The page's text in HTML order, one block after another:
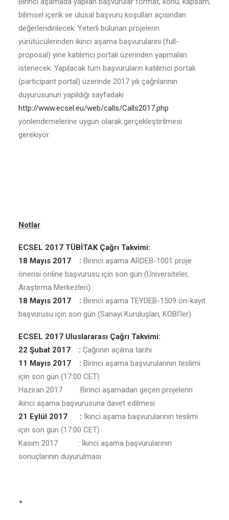
bilimsel içerik ve ulusal başvuru koşulları açısından
değerlendirilecek. Yeterli bulunan projelerin
yürütücülerinden ikinci aşama başvurularını (full-
proposal) yine katılımcı portalı üzerinden yapmaları
istenecek. Yapılacak tüm başvuruların katılımcı portalı
(participant portal) üzerinde 2017 yılı çağrılarının
duyurusunun yapıldığı sayfadaki
http://www.ecsel.eu/web/calls/Calls2017.php
yönlendirmelerine uygun olarak gerçekleştirilmesi
gerekiyor.
Notlar
ECSEL 2017 TÜBİTAK Çağrı Takvimi:
18 Mayıs 2017 : Birinci aşama ARDEB-1001 proje
önerisi online başvurusu için son gün (Üniversiteler,
Araştırma Merkezleri)
18 Mayıs 2017 : Birinci aşama TEYDEB-1509 ön-kayıt
başvurusu için son gün (Sanayi Kuruluşları, KOBİ’ler)
ECSEL 2017 Uluslararası Çağrı Takvimi:
22 Şubat 2017 : Çağrının açılma tarihi
11 Mayıs 2017 : Birinci aşama başvurularının teslimi
için son gün (17:00 CET)
Haziran 2017 : Birinci aşamadan geçen projelerin
ikinci aşama başvurusuna davet edilmesi
21 Eylül 2017 : İkinci aşama başvurularının teslimi
için son gün (17:00 CET)
Kasım 2017 : İkinci aşama başvurularının
sonuçlarının duyurulması